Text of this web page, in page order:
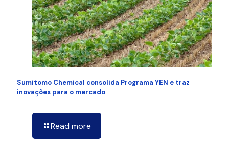
Sumitomo Chemical consolida Programa YEN e traz
inovações para o mercado
Read more